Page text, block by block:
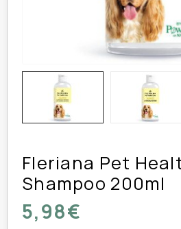
Fleriana Pet
Shampoo 200ml
5,98€